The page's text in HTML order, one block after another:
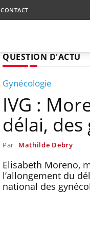
CONTACT
QUESTION D'ACTU
Gynécologie
IVG :
délai,
Par Mathilde Debry
Elisabeth Moreno,
l’allongement du
national des